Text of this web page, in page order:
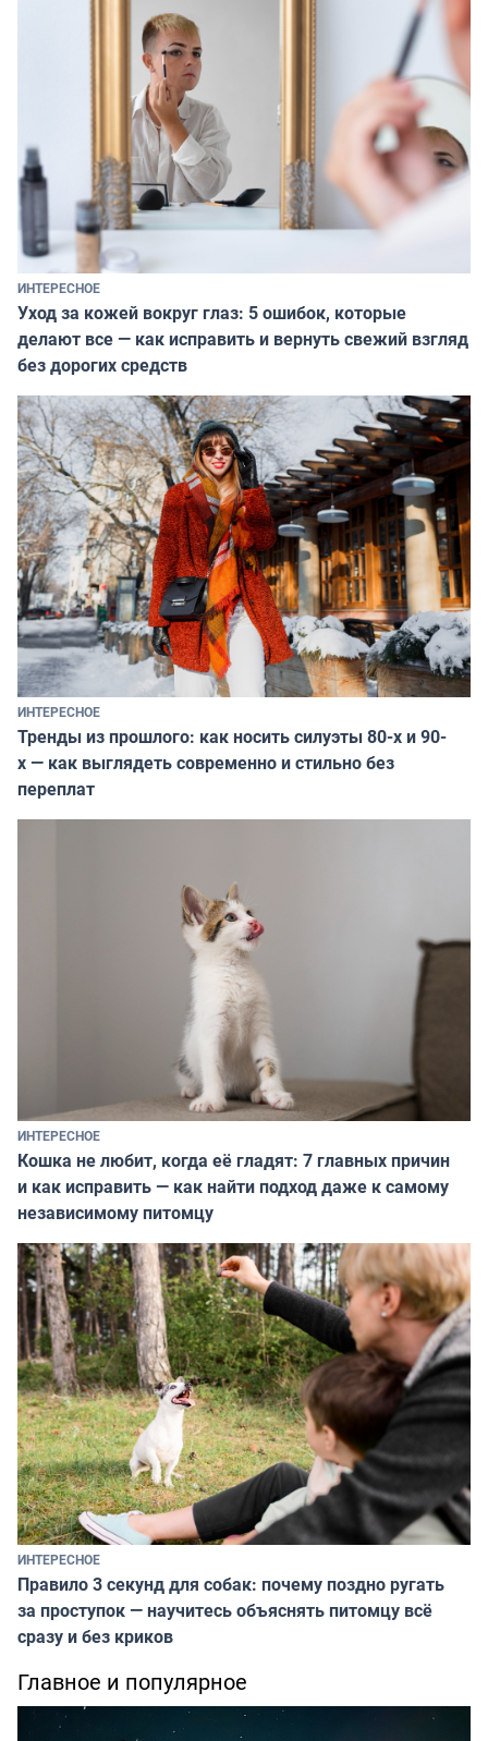
ИНТЕРЕСНОЕ
Уход за кожей вокруг глаз: 5 ошибок, которые
делают все — как исправить и вернуть свежий взгляд
без дорогих средств
ИНТЕРЕСНОЕ
Тренды из прошлого: как носить силуэты 80-х и 90-
х — как выглядеть современно и стильно без
переплат
ИНТЕРЕСНОЕ
Кошка не любит, когда её гладят: 7 главных причин
и как исправить — как найти подход даже к самому
независимому питомцу
ИНТЕРЕСНОЕ
Правило 3 секунд для собак: почему поздно ругать
за проступок — научитесь объяснять питомцу всё
сразу и без криков
Главное и популярное